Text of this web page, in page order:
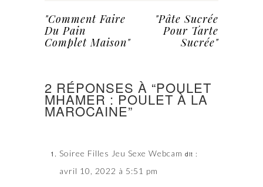
"Comment Faire
Du Pain
Complet Maison"
"Pâte Sucrée
Pour Tarte
Sucrée"
2 RÉPONSES À “POULET
MHAMER : POULET À LA
MAROCAINE”
Soiree Filles Jeu Sexe Webcam dit :
avril 10, 2022 à 5:51 pm